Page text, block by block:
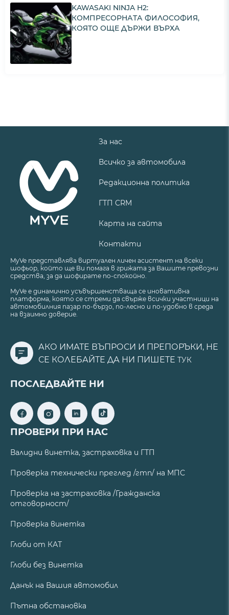
KAWASAKI NINJA H2:
КОМПРЕСОРНАТА ФИЛОСОФИЯ,
КОЯТО ОЩЕ ДЪРЖИ ВЪРХА
За нас
Всичко за автомобила
Редакционна политика
ГТП CRM
Карта на сайта
Контакти
MyVe представлява виртуален личен асистент на всеки
шофьор, който ще Ви помага в грижата за Вашите превозни
средства, за да шофирате по-спокойно.
MyVe е динамично усъвършенстваща се иновативна
платформа, която се стреми да свърже всички участници на
автомобилния пазар по-бързо, по-лесно и по-удобно в среда
на взаимно доверие.
АКО ИМАТЕ ВЪПРОСИ И ПРЕПОРЪКИ, НЕ
СЕ КОЛЕБАЙТЕ ДА НИ ПИШЕТЕ ТУК
ПОСЛЕДВАЙТЕ НИ
ПРОВЕРИ ПРИ НАС
Валидни винетка, застраховка и ГТП
Проверка технически преглед /гтп/ на МПС
Проверка на застраховка /Гражданска
отговорност/
Проверка винетка
Глоби от КАТ
Глоби без Винетка
Данък на Вашия автомобил
Пътна обстановка